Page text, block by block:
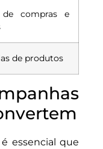
de compras e
de produtos
essencial que